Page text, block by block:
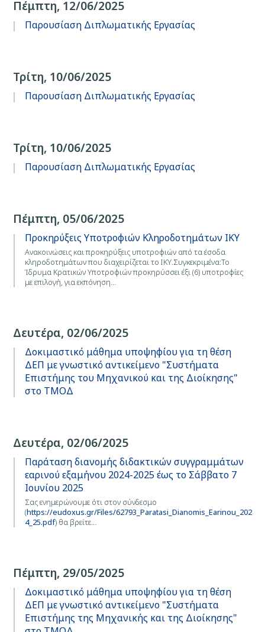
Πέμπτη, 12/06/2025
Παρουσίαση Διπλωματικής Εργασίας
Τρίτη, 10/06/2025
Παρουσίαση Διπλωματικής Εργασίας
Τρίτη, 10/06/2025
Παρουσίαση Διπλωματικής Εργασίας
Πέμπτη, 05/06/2025
Προκηρύξεις Υποτροφιών Κληροδοτημάτων ΙΚΥ
Aνακοινώσεις και προκηρύξεις υποτροφιών από τα έσοδα
κληροδοτημάτων που διαχειρίζεται το ΙΚΥ.Συγκεκριμένα:Το
Ίδρυμα Κρατικών Υποτροφιών προκηρύσσει έξι (6) υποτροφίες
με επιλογή, για εκπόνηση…
Δευτέρα, 02/06/2025
Δοκιμαστικό μάθημα υποψηφίου για τη θέση
ΔΕΠ με γνωστικό αντικείμενο "Συστήματα
Επιστήμης του Μηχανικού και της Διοίκησης"
στο ΤΜΟΔ
Δευτέρα, 02/06/2025
Παράταση διανομής διδακτικών συγγραμμάτων
εαρινού εξαμήνου 2024-2025 έως το Σάββατο 7
Ιουνίου 2025
Σας ενημερώνουμε ότι στον σύνδεσμο
(https://eudoxus.gr/Files/62793_Paratasi_Dianomis_Earinou_202
4_25.pdf) θα βρείτε…
Πέμπτη, 29/05/2025
Δοκιμαστικό μάθημα υποψηφίου για τη θέση
ΔΕΠ με γνωστικό αντικείμενο "Συστήματα
Επιστήμης της Μηχανικής και της Διοίκησης"